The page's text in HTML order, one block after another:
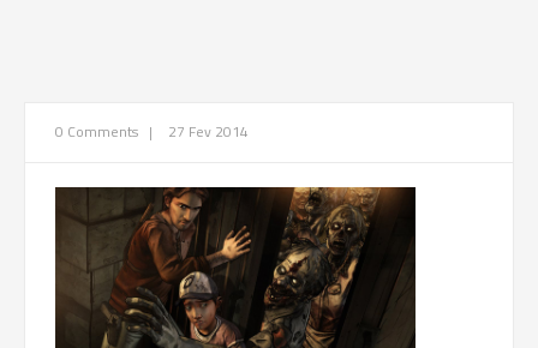
0 Comments | 27 Fev 2014